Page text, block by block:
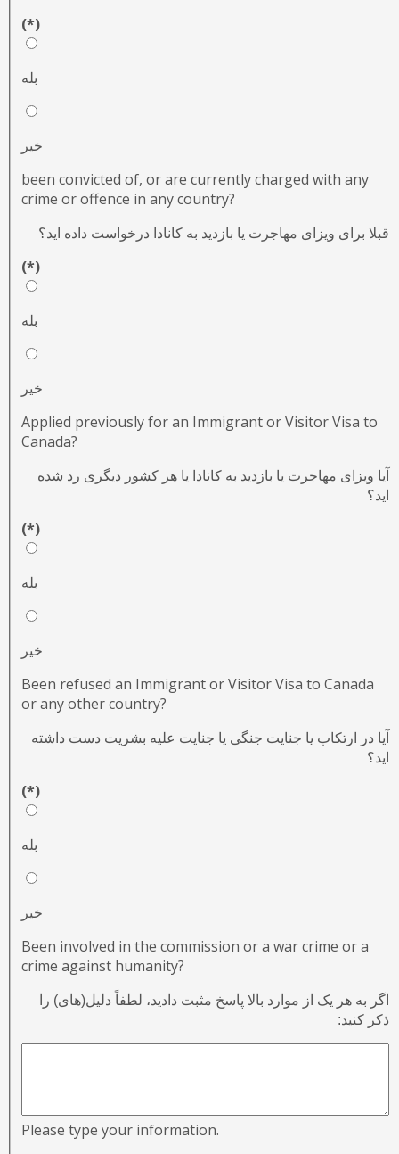
(*)
بله
خیر
been convicted of, or are currently charged with any
crime or offence in any country?
قبلا برای ویزای مهاجرت یا بازدید به کانادا درخواست داده اید؟
(*)
بله
خیر
Applied previously for an Immigrant or Visitor Visa to
Canada?
آیا ویزای مهاجرت یا بازدید به کانادا یا هر کشور دیگری رد شده
اید؟
(*)
بله
خیر
Been refused an Immigrant or Visitor Visa to Canada
or any other country?
آیا در ارتکاب یا جنایت جنگی یا جنایت علیه بشریت دست داشته
اید؟
(*)
بله
خیر
Been involved in the commission or a war crime or a
crime against humanity?
اگر به هر یک از موارد بالا پاسخ مثبت دادید، لطفاً دلیل(های) را
ذکر کنید:
Please type your information.